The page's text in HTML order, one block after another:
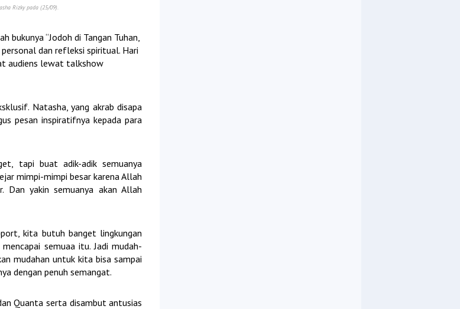
Rizky pada (25/09).
bukunya “Jodoh di Tangan Tuhan,
dan refleksi spiritual. Hari
audiens lewat talkshow
Natasha, yang akrab disapa
pesan inspiratifnya kepada para
tapi buat adik-adik semuanya
mimpi-mimpi besar karena Allah
yakin semuanya akan Allah
kita butuh banget lingkungan
semuaa itu. Jadi mudah-
mudahan untuk kita bisa sampai
dengan penuh semangat.
Quanta serta disambut antusias